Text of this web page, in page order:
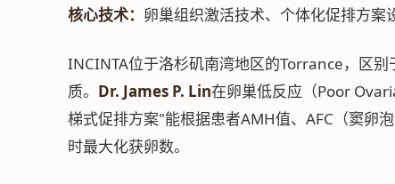
核心技术： 卵巢组织激活技术、个体化促排方案
INCINTA位于洛杉矶南湾地区的Torrance，区
质。 Dr. James P. Lin在卵巢低反应（Poor
梯式促排方案"能根据患者AMH值、AFC（窦卵
时最大化获卵数。